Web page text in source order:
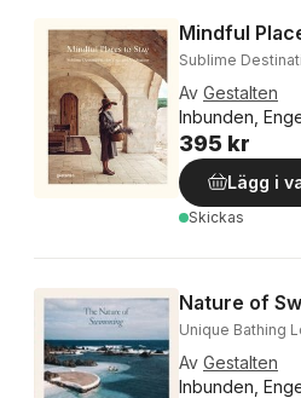
Mindful
Sublime
Av Gestalten
Inbunden,
395 kr
Lägg i
Skickas
Nature of
Unique Bathing
Av Gestalten
Inbunden,